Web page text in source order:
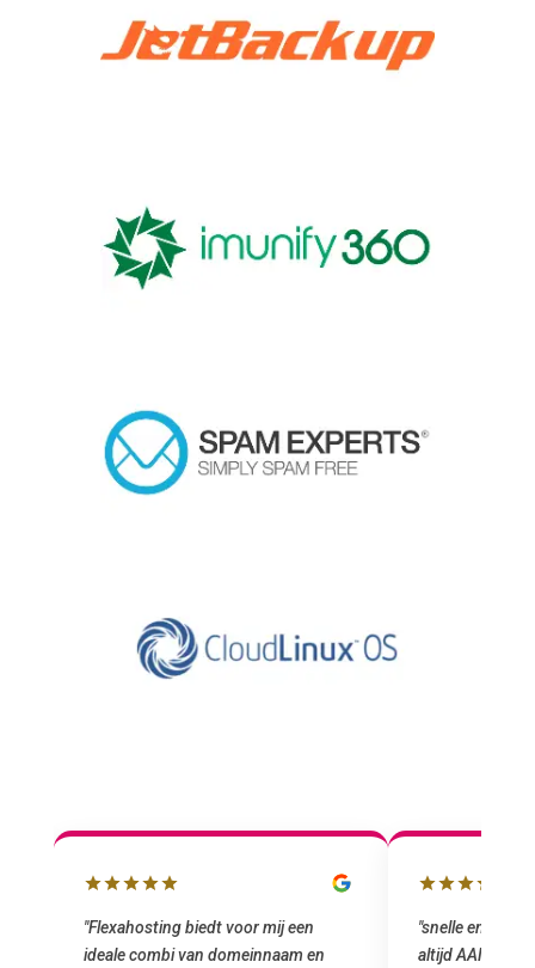
"snelle en vriendelijke service. staat
altijd AAN (: fijne prijzen vergeleken
"Top service. Ik
het installeren